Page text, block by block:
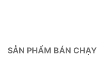
SẢN PHẨM BÁN CHẠY